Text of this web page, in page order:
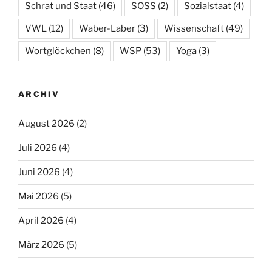
Schrat und Staat (46) SOSS (2) Sozialstaat (4)
VWL (12) Waber-Laber (3) Wissenschaft (49)
Wortglöckchen (8) WSP (53) Yoga (3)
ARCHIV
August 2026 (2)
Juli 2026 (4)
Juni 2026 (4)
Mai 2026 (5)
April 2026 (4)
März 2026 (5)